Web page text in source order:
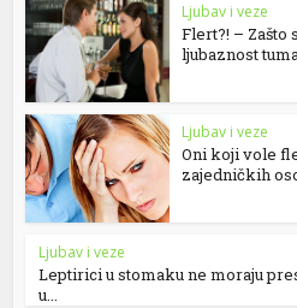
Ljubav i veze
Flert?! – Zašto
ljubaznost
Ljubav i veze
Oni koji vole
zajedničkih
Ljubav i veze
Leptirici u stomaku ne moraju
u...